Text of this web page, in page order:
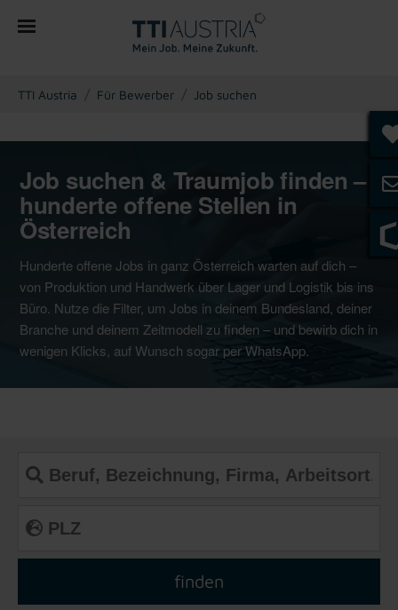
You are here:
TTI Austria Für Bewerber Job suchen
Job suchen & Traumjob finden –
hunderte offene Stellen in
Österreich
Hunderte offene Jobs in ganz Österreich warten auf dich –
von Produktion und Handwerk über Lager und Logistik bis ins
Büro. Nutze die Filter, um Jobs in deinem Bundesland, deiner
Branche und deinem Zeitmodell zu finden – und bewirb dich in
wenigen Klicks, auf Wunsch sogar per WhatsApp.